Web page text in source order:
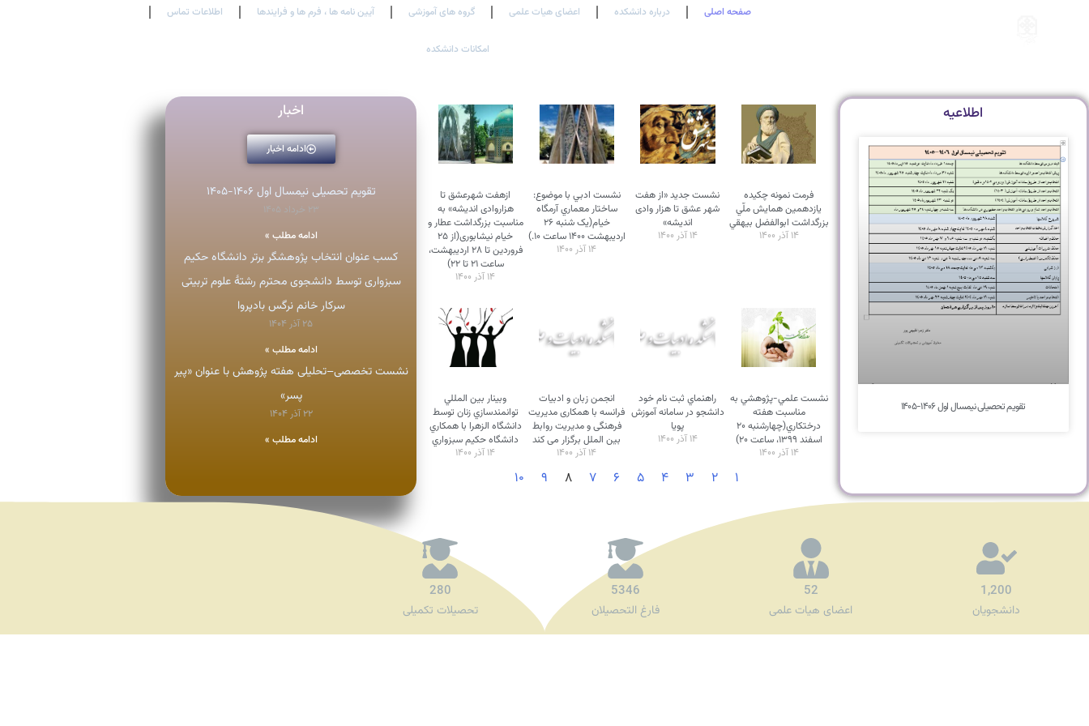
صفحه اصلی درباره دانشکده اعضای هیات علمی گروه های آموزشی آیین نامه ها ، فرم ها و فرایندها اطلاعات تماس
امکانات دانشکده
اطلاعیه
تقویم تحصیلی نیمسال اول ۱۴۰۶-۱۴۰۵
فرمت نمونه چکيده
يازدهمين همايش ملّي
بزرگداشت ابوالفضل بيهقي
۱۴ آذر ۱۴۰۰
نشست‌ جدید «از هفت
شهر عشق تا هزار وادی
اندیشه»
۱۴ آذر ۱۴۰۰
نشست ادبي با موضوع:
ساختار معماري آرمگاه
خيام(يک شنبه ۲۶
ارديبهشت ۱۴۰۰ ساعت ۱۰.)
۱۴ آذر ۱۴۰۰
ازهفت شهرعشق تا
هزاروادی اندیشه» به‌
مناسبت بزرگداشت عطار و
خيام نیشابوری(از ۲۵
فروردين تا ۲۸ ارديبهشت،
ساعت ۲۱ تا ۲۲)
۱۴ آذر ۱۴۰۰
نشست علمي-پژوهشي به
مناسبت هفته
درختکاري(چهارشنبه ۲۰
اسفند ۱۳۹۹، ساعت ۲۰)
۱۴ آذر ۱۴۰۰
راهنماي ثبت نام خود
دانشجو در سامانه آموزش
پويا
۱۴ آذر ۱۴۰۰
انجمن زبان و ادبیات
فرانسه با همکاری مدیریت
فرهنگی و مدیریت روابط
بین الملل برگزار می کند
۱۴ آذر ۱۴۰۰
وبينار بين المللي
توانمندسازي زنان توسط
دانشگاه الزهرا با همکاري
دانشگاه حکيم سبزواري
۱۴ آذر ۱۴۰۰
۱ ۲ ۳ ۴ ۵ ۶ ۷ ۸ ۹ ۱۰
اخبار
ادامه اخبار
تقویم تحصیلی نیمسال اول ۱۴۰۶-۱۴۰۵
۲۳ خرداد ۱۴۰۵
ادامه مطلب »
کسب عنوان انتخاب پژوهشگر برتر دانشگاه حکیم
سبزواری توسط دانشجوی محترم رشتۀ علوم تربیتی
سرکار خانم نرگس بادپروا
۲۵ آذر ۱۴۰۴
ادامه مطلب »
نشست تخصصی–تحلیلی هفته پژوهش با عنوان «پیر
پسر»
۲۲ آذر ۱۴۰۴
ادامه مطلب »
دانشجویان
1,200
اعضای هیات علمی
52
فارغ التحصیلان
5346
تحصیلات تکمیلی
280